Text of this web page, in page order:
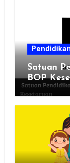
Satuan
BOP